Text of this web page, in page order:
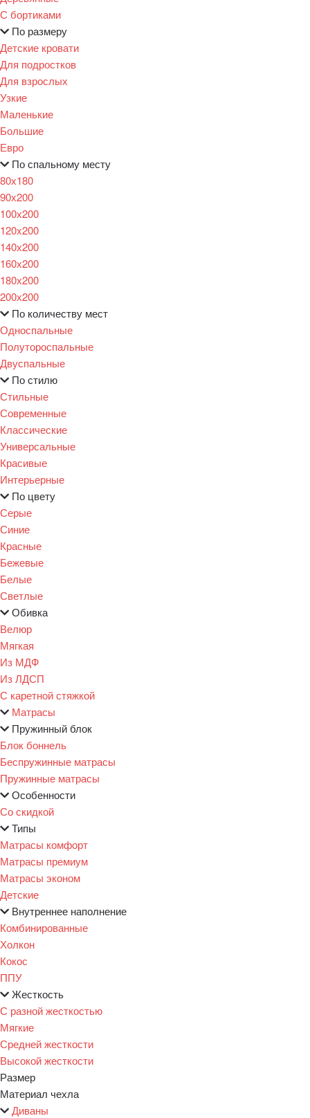
С бортиками
По размеру
Детские кровати
Для подростков
Для взрослых
Узкие
Маленькие
Большие
Евро
По спальному месту
80х180
90х200
100х200
120x200
140х200
160х200
180х200
200х200
По количеству мест
Односпальные
Полутороспальные
Двуспальные
По стилю
Стильные
Современные
Классические
Универсальные
Красивые
Интерьерные
По цвету
Серые
Синие
Красные
Бежевые
Белые
Светлые
Обивка
Велюр
Мягкая
Из МДФ
Из ЛДСП
С каретной стяжкой
Матрасы
Пружинный блок
Блок боннель
Беспружинные матрасы
Пружинные матрасы
Особенности
Со скидкой
Типы
Матрасы комфорт
Матрасы премиум
Матрасы эконом
Детские
Внутреннее наполнение
Комбинированные
Холкон
Кокос
ППУ
Жесткость
С разной жесткостью
Мягкие
Средней жесткости
Высокой жесткости
Размер
Материал чехла
Диваны